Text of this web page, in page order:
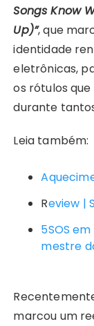
Songs Know
Up)”, que
identidade
eletrônicas,
os rótulos
durante
Leia também:
Review |
5SOS
mestre
marcou um